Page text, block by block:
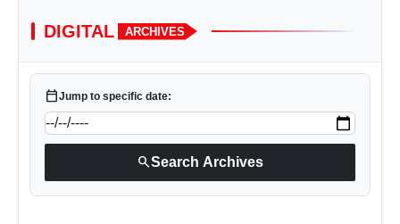
DIGITAL ARCHIVES
calendar_todayJump to specific date:
searchSearch Archives